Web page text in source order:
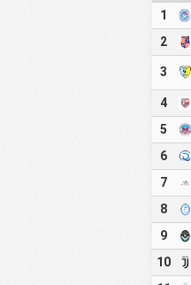
1
2
3
4
5
6
7
8
9
10